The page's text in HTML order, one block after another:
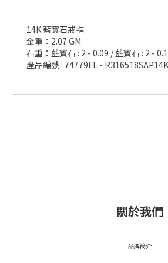
14K 藍寶石戒指
金重：2.07 GM
石重：藍寶石 : 2 - 0.09 / 藍寶石 : 2 -
產品編號 : 74779FL -
關於我們
品牌簡介